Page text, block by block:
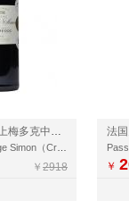
法国西蒙酒庄上梅多克中级庄干红
￥ 2918 ￥